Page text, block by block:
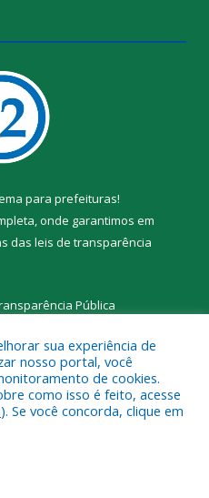
para prefeituras!
onde garantimos em
das leis de transparência
Pública
Prefeitura Municipal de Santa
Arari.
sua experiência de
nosso portal, você
de cookies.
como isso é feito, acesse
). Se você concorda, clique em